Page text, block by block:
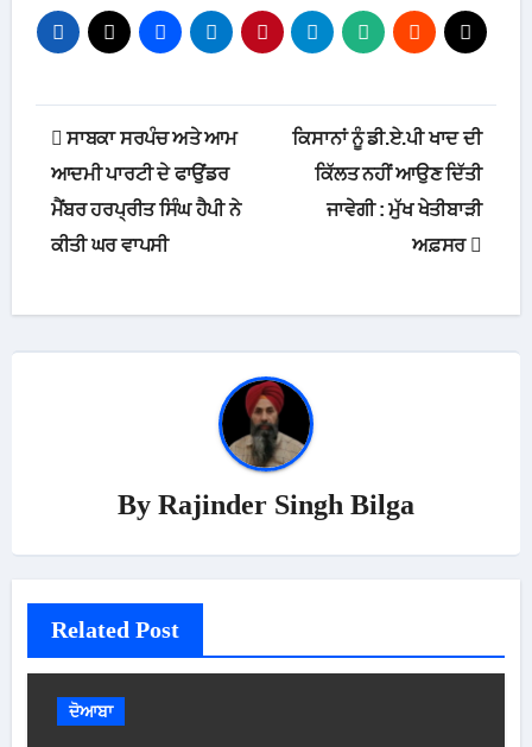
Post
navigation
ਸਾਬਕਾ ਸਰਪੰਚ ਅਤੇ ਆਮ
ਆਦਮੀ ਪਾਰਟੀ ਦੇ ਫਾਉਂਡਰ
ਮੈਂਬਰ ਹਰਪ੍ਰੀਤ ਸਿੰਘ ਹੈਪੀ ਨੇ
ਕੀਤੀ ਘਰ ਵਾਪਸੀ
ਕਿਸਾਨਾਂ ਨੂੰ ਡੀ.ਏ.ਪੀ ਖਾਦ ਦੀ
ਕਿੱਲਤ ਨਹੀਂ ਆਉਣ ਦਿੱਤੀ
ਜਾਵੇਗੀ : ਮੁੱਖ ਖੇਤੀਬਾੜੀ
ਅਫ਼ਸਰ
By Rajinder Singh Bilga
Related Post
ਦੋਆਬਾ